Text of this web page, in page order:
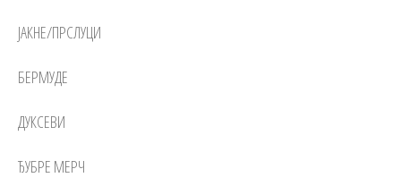
ЈАКНЕ/ПРСЛУЦИ
БЕРМУДЕ
ДУКСЕВИ
ЂУБРЕ МЕРЧ